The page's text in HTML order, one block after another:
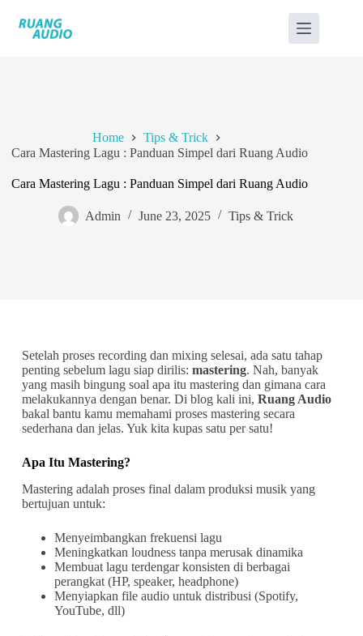
Home
Tips & Trick
Cara Mastering Lagu : Panduan Simpel dari Ruang Audio
Cara Mastering Lagu : Panduan Simpel dari Ruang Audio
Admin June 23, 2025 Tips & Trick
Setelah proses recording dan mixing selesai, ada satu tahap
penting sebelum lagu siap dirilis: mastering. Nah, banyak
yang masih bingung soal apa itu mastering dan gimana cara
melakukannya dengan benar. Di blog kali ini, Ruang Audio
bakal bantu kamu memahami proses mastering secara
sederhana dan jelas. Yuk kita kupas satu per satu!
Apa Itu Mastering?
Mastering adalah proses final dalam produksi musik yang
bertujuan untuk:
Menyeimbangkan frekuensi lagu
Meningkatkan loudness tanpa merusak dinamika
Membuat lagu terdengar konsisten di berbagai
perangkat (HP, speaker, headphone)
Menyiapkan file audio untuk distribusi (Spotify,
YouTube, dll)